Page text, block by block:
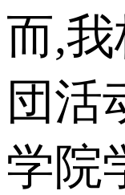
而,
団活
学院